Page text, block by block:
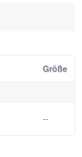
Größe
--